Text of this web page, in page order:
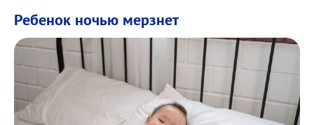
Ребенок ночью мерзнет